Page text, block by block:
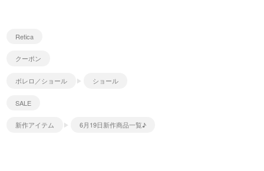
Retica
クーポン
ボレロ／ショール ショール
SALE
新作アイテム 6月19日新作商品一覧♪